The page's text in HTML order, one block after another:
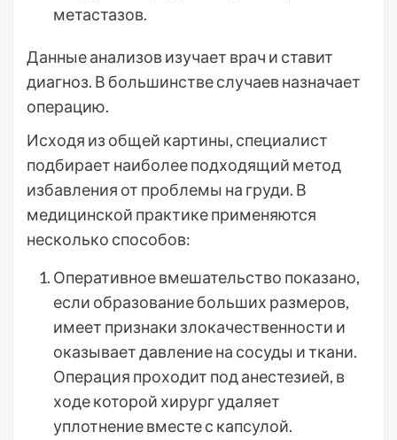
метастазов.
Данные анализов изучает врач и ставит
диагноз. В большинстве случаев назначает
операцию.
Исходя из общей картины, специалист
подбирает наиболее подходящий метод
избавления от проблемы на груди. В
медицинской практике применяются
несколько способов:
Оперативное вмешательство показано,
если образование больших размеров,
имеет признаки злокачественности и
оказывает давление на сосуды и ткани.
Операция проходит под анестезией, в
ходе которой хирург удаляет
уплотнение вместе с капсулой.